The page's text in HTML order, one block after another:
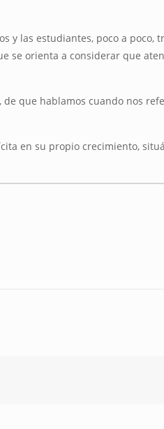
y las estudiantes, poco a poco,
se orienta a considerar que
que hablamos cuando nos
en su propio crecimiento,